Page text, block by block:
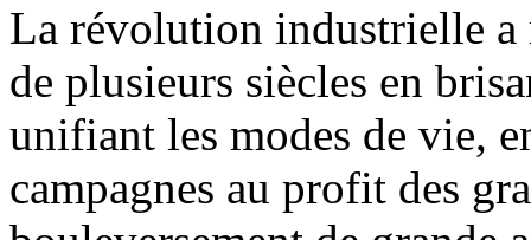
La révolution industrielle a
de plusieurs siècles en
unifiant les modes de vie,
campagnes au profit des